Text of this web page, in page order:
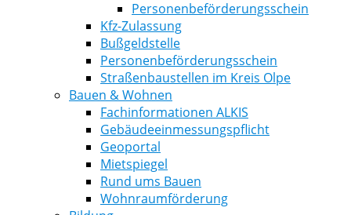
Personenbeförderungsschein
Kfz-Zulassung
Bußgeldstelle
Personenbeförderungsschein
Straßenbaustellen im Kreis Olpe
Bauen & Wohnen
Fachinformationen ALKIS
Gebäudeeinmessungspflicht
Geoportal
Mietspiegel
Rund ums Bauen
Wohnraumförderung